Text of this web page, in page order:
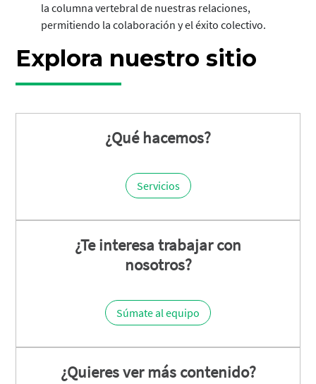
la columna vertebral de nuestras relaciones,
permitiendo la colaboración y el éxito colectivo.
Explora nuestro sitio
¿Qué hacemos?
Servicios
¿Te interesa trabajar con
nosotros?
Súmate al equipo
¿Quieres ver más contenido?